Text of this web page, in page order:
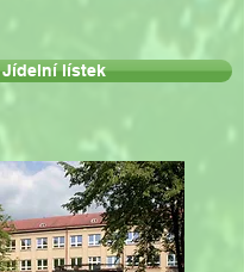
Jídelní lístek